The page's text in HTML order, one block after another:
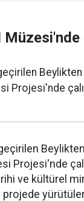
Projesi'nde
Projesi'nde
ve kültürel
projede